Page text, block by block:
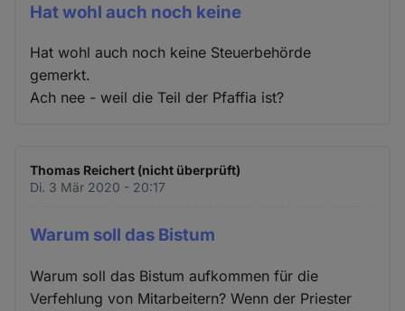
Hat wohl auch noch keine
Hat wohl auch noch keine Steuerbehörde
gemerkt.
Ach nee - weil die Teil der Pfaffia ist?
Thomas Reichert (nicht überprüft)
Di. 3 Mär 2020 - 20:17
Warum soll das Bistum
Warum soll das Bistum aufkommen für die
Verfehlung von Mitarbeitern? Wenn der Priester